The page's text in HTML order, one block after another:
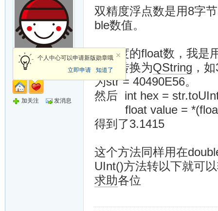
侠客
个人中心可以申请新版勋章哦
立即申请
知道了
加关注 发消息
双精度浮点数是用8字
ble数值。
单精度的float数，我是
首先转换为QString ，
为str = 40490E56。
然后 int hex =
float value =
得到了3.1415
这个方法同样用在
UInt()方法转以下就可
求助各位